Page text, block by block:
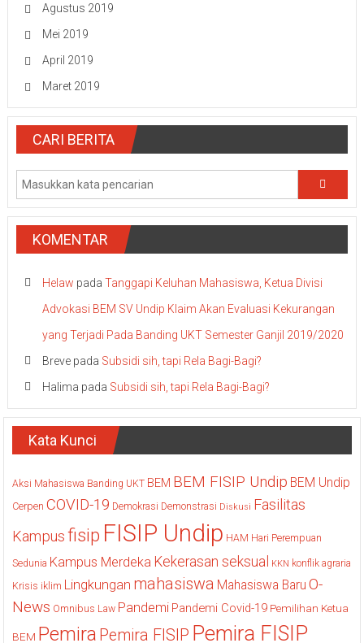
Agustus 2019
Mei 2019
April 2019
Maret 2019
CARI BERITA
KOMENTAR
Helaw pada Tanggapi Keluhan Mahasiswa, Ketua Divisi
Advokasi BEM SV Undip Klaim Akan Evaluasi Kekurangan
yang Terjadi Pada Banding UKT Semester Ganjil 2019/2020
Brevepada Subsidi sih, tapi Rela Bagi-Bagi?
Halima pada Subsidi sih, tapi Rela Bagi-Bagi?
Kata Kunci
Aksi Mahasiswa Banding UKT BEM BEM FISIP Undip BEM Undip
Cerpen COVID-19 Demokrasi Demonstrasi Diskusi Fasilitas
Kampus fisip FISIP Undip HAM Hari Perempuan
Sedunia Kampus Merdeka Kekerasan seksual KKN konflik agraria
Krisis iklim Lingkungan mahasiswa Mahasiswa Baru O-
News Omnibus Law Pandemi Pandemi Covid-19 Pemilihan Ketua
BEM Pemira Pemira FISIP Pemira FISIP